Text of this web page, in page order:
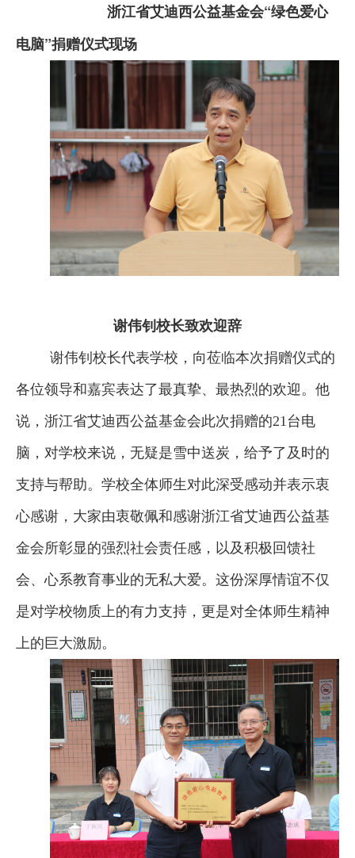
浙江省艾迪西公益基金会“绿色爱心
电脑”捐赠仪式现场
谢伟钊校长致欢迎辞
谢伟钊校长代表学校，向莅临本次捐赠仪式的
各位领导和嘉宾表达了最真挚、最热烈的欢迎。他
说，浙江省艾迪西公益基金会此次捐赠的21台电
脑，对学校来说，无疑是雪中送炭，给予了及时的
支持与帮助。学校全体师生对此深受感动并表示衷
心感谢，大家由衷敬佩和感谢浙江省艾迪西公益基
金会所彰显的强烈社会责任感，以及积极回馈社
会、心系教育事业的无私大爱。这份深厚情谊不仅
是对学校物质上的有力支持，更是对全体师生精神
上的巨大激励。